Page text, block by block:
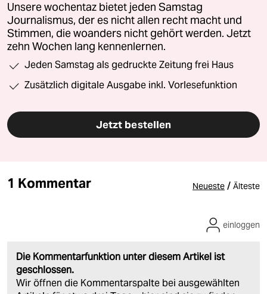
Unsere wochentaz bietet jeden Samstag
Journalismus, der es nicht allen recht macht und
Stimmen, die woanders nicht gehört werden. Jetzt
zehn Wochen lang kennenlernen.
Jeden Samstag als gedruckte Zeitung frei Haus
Zusätzlich digitale Ausgabe inkl. Vorlesefunktion
Jetzt bestellen
1 Kommentar Neueste / Älteste
Die Kommentarfunktion unter diesem Artikel ist
geschlossen.
Wir öffnen die Kommentarspalte bei ausgewählten
einloggen